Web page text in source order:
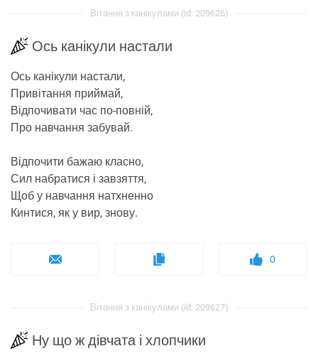
Вітання з канікулами (id: 209626)
Ось канікули настали
Ось канікули настали,
Привітання приймай,
Відпочивати час по-повній,
Про навчання забувай.
Відпочити бажаю класно,
Сил набратися і завзяття,
Щоб у навчання натхненно
Кинтися, як у вир, знову.
0
Вітання з канікулами (id: 209627)
Ну що ж дівчата і хлопчики